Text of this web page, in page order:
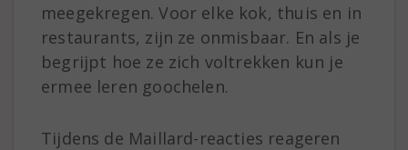
meegekregen. Voor elke kok, thuis en in
restaurants, zijn ze onmisbaar. En als je
begrijpt hoe ze zich voltrekken kun je
ermee leren goochelen.
Tijdens de Maillard-reacties reageren